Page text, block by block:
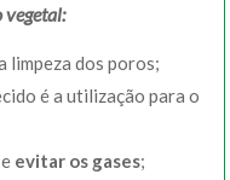
vegetal:
limpeza dos poros;
é a utilização para o
evitar os gases;